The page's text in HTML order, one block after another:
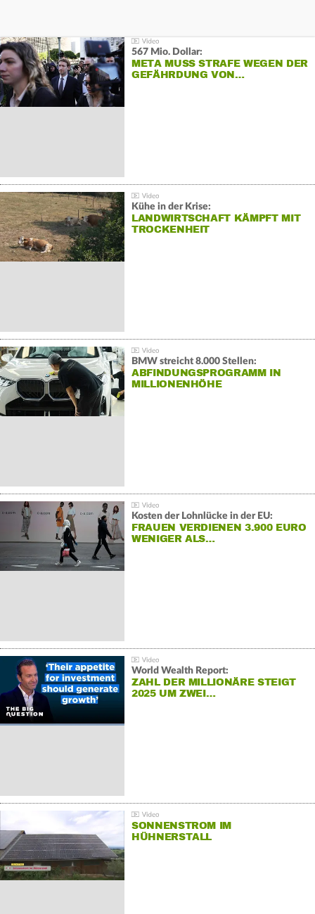
567 Mio. Dollar:
META MUSS STRAFE WEGEN DER
GEFÄHRDUNG VON…
Kühe in der Krise:
LANDWIRTSCHAFT KÄMPFT MIT
TROCKENHEIT
BMW streicht 8.000 Stellen:
ABFINDUNGSPROGRAMM IN
MILLIONENHÖHE
Kosten der Lohnlücke in der EU:
FRAUEN VERDIENEN 3.900 EURO
WENIGER ALS…
World Wealth Report:
ZAHL DER MILLIONÄRE STEIGT
2025 UM ZWEI…
SONNENSTROM IM
HÜHNERSTALL